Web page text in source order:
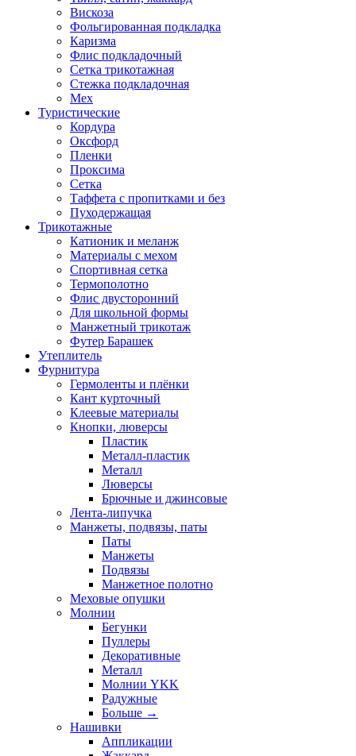
Вискоза
Фольгированная подкладка
Каризма
Флис подкладочный
Сетка трикотажная
Стежка подкладочная
Мех
Туристические
Кордура
Оксфорд
Пленки
Проксима
Сетка
Таффета с пропитками и без
Пуходержащая
Трикотажные
Катионик и меланж
Материалы с мехом
Спортивная сетка
Термополотно
Флис двусторонний
Для школьной формы
Манжетный трикотаж
Футер Барашек
Утеплитель
Фурнитура
Гермоленты и плёнки
Кант курточный
Клеевые материалы
Кнопки, люверсы
Пластик
Металл-пластик
Металл
Люверсы
Брючные и джинсовые
Лента-липучка
Манжеты, подвязы, паты
Паты
Манжеты
Подвязы
Манжетное полотно
Меховые опушки
Молнии
Бегунки
Пуллеры
Декоративные
Металл
Молнии YKK
Радужные
Больше →
Нашивки
Аппликации